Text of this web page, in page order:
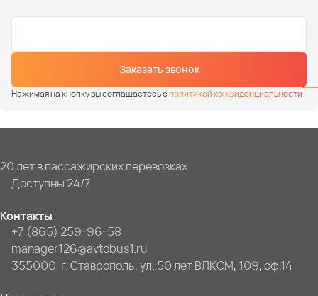
Заказать звонок
Нажимая на кнопку вы соглашаетесь сполитикой конфиденциальности
20 лет в пассажирских перевозках
Доступны 24/7
Контакты
+7 (865) 259-96-58
manager126@avtobus1.ru
355000, г. Ставрополь, ул. 50 лет ВЛКСМ, 109, оф.14